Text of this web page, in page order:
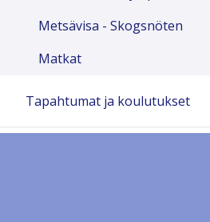
Metsävisa - Skogsnöten
Matkat
Tapahtumat ja koulutukset